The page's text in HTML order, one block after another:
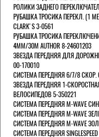
РОЛИКИ ЗАДНЕГО
РУБАШКА ТРОСИКА ПЕРЕКЛ. (1
СLARK'S 3-0561
РУБАШКА ТРОСИКА
4MM/30M AUTHOR 8-24601203
ЗВЕЗДА ПЕРЕДНЯЯ ДЛЯ
00-170010
СИСТЕМА ПЕРЕДНЯЯ 6/7/8 СКОР.
ЗВЕЗДА ПЕРЕДНЯЯ 1-
ВЕЛОСИПЕДОВ 5-350221
СИСТЕМА ПЕРЕДНЯЯ M-WAVE
СИСТЕМА ПЕРЕДНЯЯ M-WAVE
СИСТЕМА ПЕРЕДНЯЯ M-WAVE
СИСТЕМА ПЕРЕДНЯЯ